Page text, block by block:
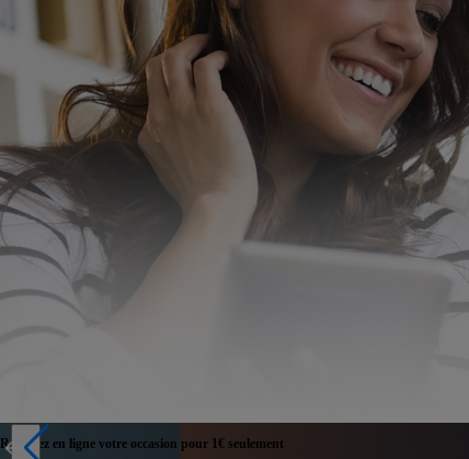
Réservez en ligne votre occasion pour 1€ seulement